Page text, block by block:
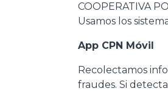
COOPERATIVA
Usamos los
App CPN Móvil
Recolectamos
fraudes. Si